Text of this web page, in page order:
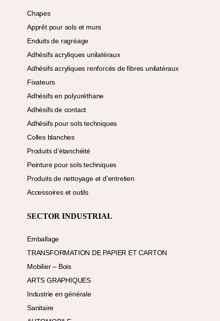
Chapes
Apprêt pour sols et murs
Enduits de ragréage
Adhésifs acryliques unilatéraux
Adhésifs acryliques renforcés de fibres unilatéraux
Fixateurs
Adhésifs en polyuréthane
Adhésifs de contact
Adhésifs pour sols techniques
Colles blanches
Produits d’étanchéité
Peinture pour sols techniques
Produits de nettoyage et d’entretien
Accessoires et outils
SECTOR INDUSTRIAL
Emballage
TRANSFORMATION DE PAPIER ET CARTON
Mobilier – Bois
ARTS GRAPHIQUES
Industrie en générale
Sanitaire